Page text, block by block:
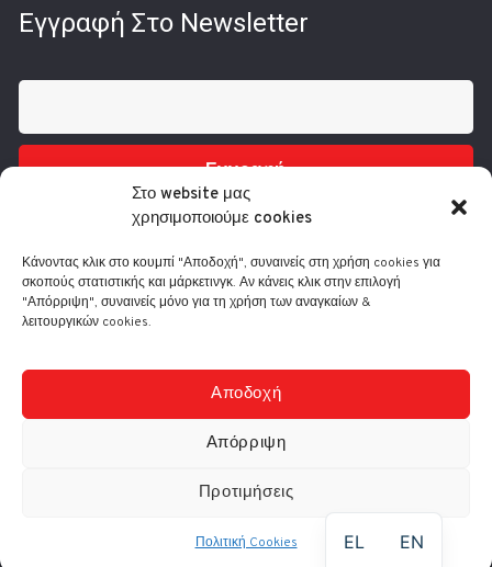
Στο website μας
χρησιμοποιούμε cookies
Κάνοντας κλικ στο κουμπί "Αποδοχή", συναινείς στη χρήση cookies για
σκοπούς στατιστικής και μάρκετινγκ. Αν κάνεις κλικ στην επιλογή
"Απόρριψη", συναινείς μόνο για τη χρήση των αναγκαίων &
λειτουργικών cookies.
Αποδοχή
Απόρριψη
Προτιμήσεις
Πολιτική Cookies
Εγγραφή Στο Newsletter
Εγγραφή
Τηλ.: 210 3416200
Δευ - Παρ: 9:30 - 18:00
EL EN